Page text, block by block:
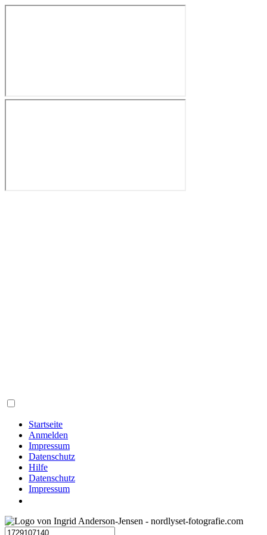
Startseite
Anmelden
Impressum
Datenschutz
Hilfe
Datenschutz
Impressum